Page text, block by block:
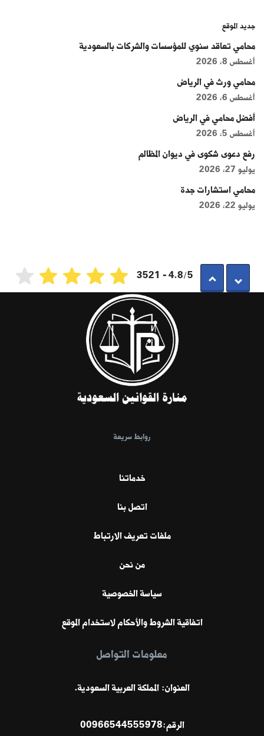
جديد الموقع
محامي تعاقد سنوي للمؤسسات والشركات بالسعودية
أغسطس 8, 2026
محامي ورث في الرياض
أغسطس 6, 2026
أفضل محامي في الرياض
أغسطس 5, 2026
رفع دعوى شكوى في ديوان المظالم
يوليو 27, 2026
محامي استشارات جدة
يوليو 22, 2026
4.8/5 - 3521
روابط سريعة
خدماتنا
اتصل بنا
ملفات تعريف الارتباط
من نحن
سياسة الخصوصية
اتفاقية الشروط والأحكام لاستخدام الموقع
معلومات التواصل
العنوان: المملكة العربية السعودية.
الرقم:00966544555978